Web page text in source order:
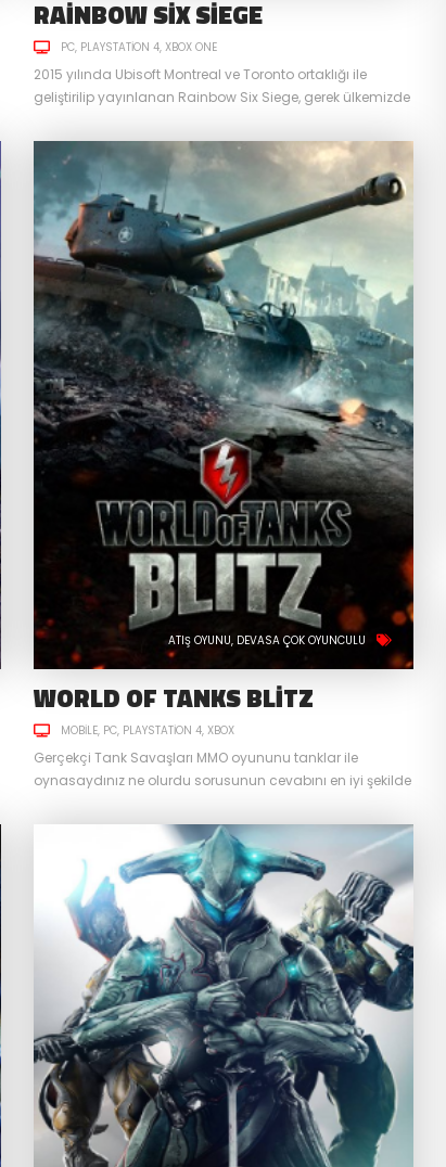
RAINBOW SIX SIEGE
PC PLAYSTATION 4 XBOX ONE
2015 yılında Ubisoft Montreal ve Toronto ortaklığı ile
geliştirilip yayınlanan Rainbow Six Siege, gerek ülkemizde
oyunlarından biridir. Sunmuş olduğu taktiksel oynanış,
operatörlerin dengeleri değiştirebilen yetenekleri ve
tamamen dikkate dayalı oyun yapısı sayesinde, hala
gerçek anlamda bir rakibi bulunmuyor. Biz de sizler için
bu oyun hakkında biraz konuşmaya...
ATIŞ OYUNU DEVASA ÇOK OYUNCULU
WORLD OF TANKS BLITZ
MOBILE PC PLAYSTATION 4 XBOX
Gerçekçi Tank Savaşları MMO oyununu tanklar ile
oynasaydınız ne olurdu sorusunun cevabını en iyi şekilde
Wargaming’in 2010 yılında PC, ardından da konsol ve
mobil platformlar için piyasaya sürdüğü World of Tanks,
tam bir MMORPG olmasa da online elementleri,
özelleştirme ve dinamik PVP alt yapısı ile kendine...